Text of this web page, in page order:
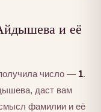
и её
число — 1.
даст вам
фамилии и её